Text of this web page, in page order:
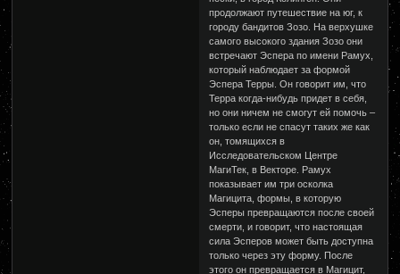
продолжают путешествие на юг, к
городу бандитов Зозо. На верхушке
самого высокого здания Зозо они
встречают Эспера по имени Рамух,
который наблюдает за формой
Эспера Терры. Он говорит им, что
Терра когда-нибудь придет в себя,
но они ничем не смогут ей помочь –
только если не спасут таких же как
он, томящихся в
Исследовательском Центре
МагиТек, в Векторе. Рамух
показывает им три осколка
Магицита, формы, в которую
Эсперы превращаются после своей
смерти, и говорит, что настоящая
сила Эсперов может быть доступна
только через эту форму. После
этого он превращается в Магицит,